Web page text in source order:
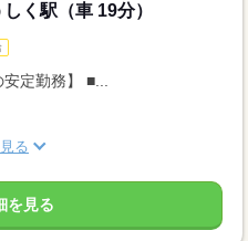
く駅（車 19分）
定勤務】 ■...
る
を見る